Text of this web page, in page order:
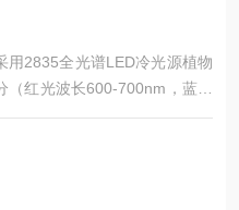
用2835全光谱LED冷光源植物
红光波长600-700nm，蓝光
）以及大量有利于植物生长的
用直流低电压36V供电方式，